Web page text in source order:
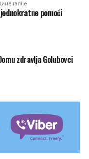
ranije
pomoći
zdravlja Golubovci